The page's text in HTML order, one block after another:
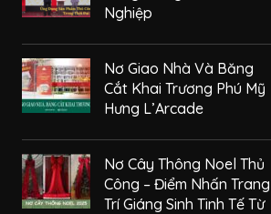
Nghiệp
Nơ Giao Nhà Và Băng
Cắt Khai Trương Phú Mỹ
Hưng L’Arcade
Nơ Cây Thông Noel Thủ
Công – Điểm Nhấn Trang
Trí Giáng Sinh Tinh Tế Từ